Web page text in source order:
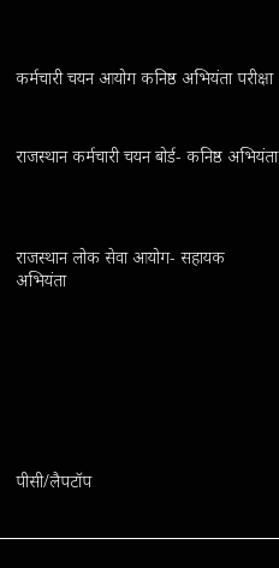
कर्मचारी चयन आयोग कनिष्ठ अभियंता परीक्षा
राजस्थान कर्मचारी चयन बोर्ड- कनिष्ठ अभियंता
राजस्थान लोक सेवा आयोग- सहायक
अभियंता
पीसी/लैपटॉप